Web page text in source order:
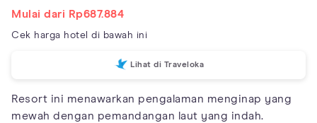
Mulai dari Rp687.884
Cek harga hotel di bawah ini
Lihat di Traveloka
Resort ini menawarkan pengalaman menginap yang
mewah dengan pemandangan laut yang indah.